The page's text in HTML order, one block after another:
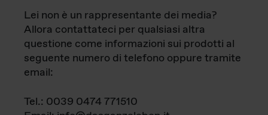
Lei non è un rappresentante dei media?
Allora contattateci per qualsiasi altra
questione come informazioni sui prodotti al
seguente numero di telefono oppure tramite
email:
Tel.: 0039 0474 771510